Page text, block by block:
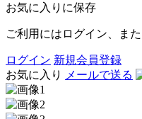
お気に入りに保存
ご利用にはログイン、ま
ログイン 新規会員登録
お気に入り
メールで送る